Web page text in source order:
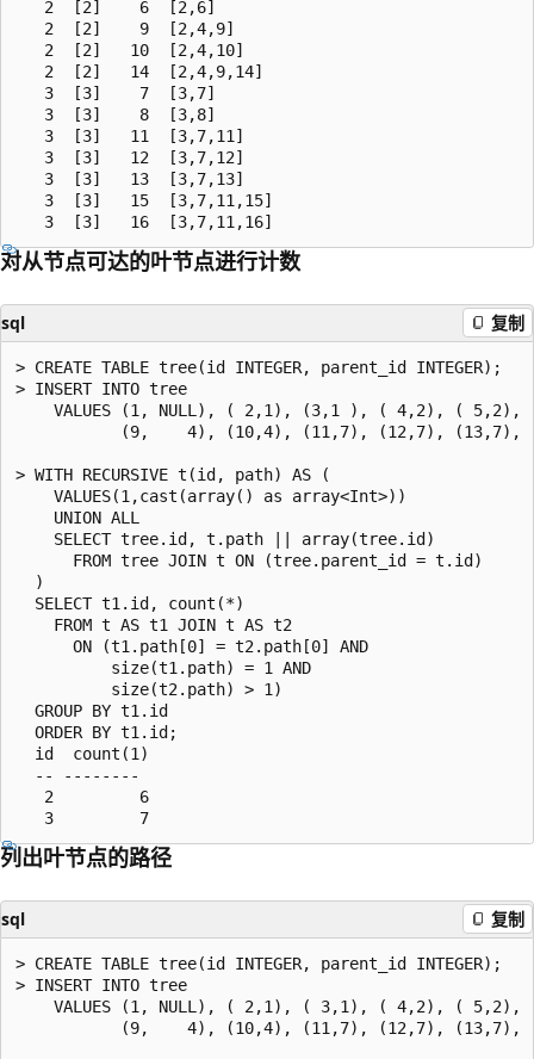
   2  [2]    6  [2,6]
   2  [2]    9  [2,4,9]
   2  [2]   10  [2,4,10]
   2  [2]   14  [2,4,9,14]
   3  [3]    7  [3,7]
   3  [3]    8  [3,8]
   3  [3]   11  [3,7,11]
   3  [3]   12  [3,7,12]
   3  [3]   13  [3,7,13]
   3  [3]   15  [3,7,11,15]
对从节点可达的叶节点进行计数
sql 复制
> CREATE TABLE tree(id INTEGER, parent_id INTEGER);
> INSERT INTO tree
VALUES (1, NULL), ( 2,1), (3,1 ), ( 4,2), ( 5,2),
(9,    4), (10,4), (11,7), (12,7), (13,7),
> WITH RECURSIVE t(id, path) AS (
    VALUES(1,cast(array() as array<Int>))
    UNION ALL
    SELECT tree.id, t.path || array(tree.id)
      FROM tree JOIN t ON (tree.parent_id = t.id)
  )
  SELECT t1.id, count(*)
    FROM t AS t1 JOIN t AS t2
      ON (t1.path[0] = t2.path[0] AND
          size(t1.path) = 1 AND
          size(t2.path) > 1)
  GROUP BY t1.id
  ORDER BY t1.id;
  id  count(1)
  -- --------
   2         6
列出叶节点的路径
sql 复制
> CREATE TABLE tree(id INTEGER, parent_id INTEGER);
> INSERT INTO tree
VALUES (1, NULL), ( 2,1), ( 3,1), ( 4,2), ( 5,2),
(9,    4), (10,4), (11,7), (12,7), (13,7),